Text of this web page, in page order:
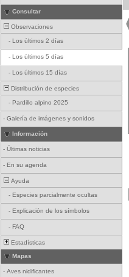
Consultar
Observaciones
- Los últimos 2 días
- Los últimos 5 días
- Los últimos 15 días
Distribución de especies
- Pardillo alpino 2025
- Galería de imágenes y sonidos
Información
- Últimas noticias
- En su agenda
Ayuda
- Especies parcialmente ocultas
- Explicación de los símbolos
- FAQ
Estadísticas
Mapas
- Aves nidificantes